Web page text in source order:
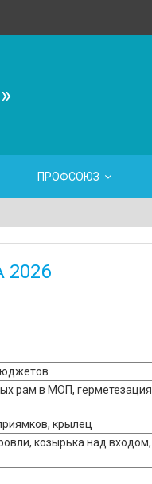
ПРОФСОЮЗ
рам в МОП, герметезация
крылец
козырька над входом,